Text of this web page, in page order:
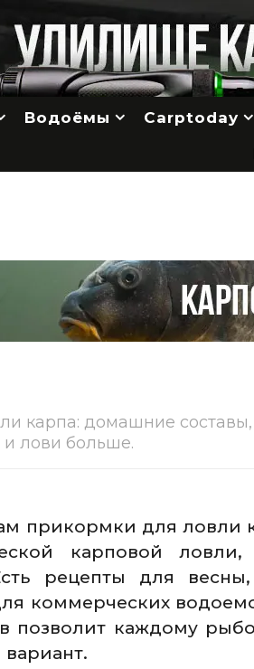
Водоёмы Carptoday
карпа: домашние
и лови больше.
прикормки для ловли
карповой
рецепты для весны,
коммерческих
позволит каждому